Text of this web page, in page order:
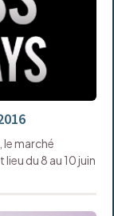
le marché
du 8 au 10 juin